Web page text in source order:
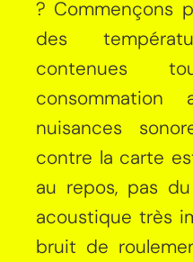
? Commençons
des
contenues
nuisances
contre la carte
au repos, pas
acoustique très
bruit de